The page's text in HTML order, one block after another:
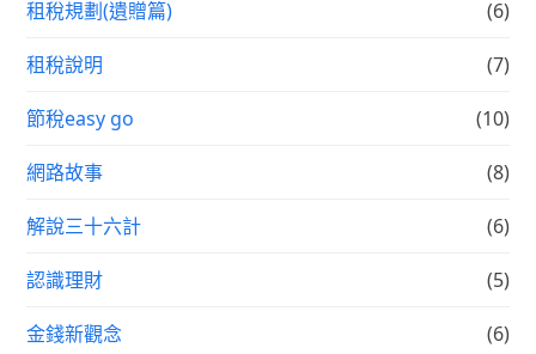
租稅規劃(遺贈篇) (6)
租稅說明 (7)
節稅easy go (10)
網路故事 (8)
解說三十六計 (6)
認識理財 (5)
金錢新觀念 (6)